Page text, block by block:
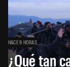
HACE 9 HORAS
¿Qué tan